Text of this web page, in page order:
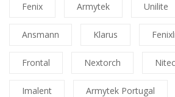
Fenix Armytek Unilite
Ansmann Klarus
Frontal Nextorch
Imalent Armytek Portugal